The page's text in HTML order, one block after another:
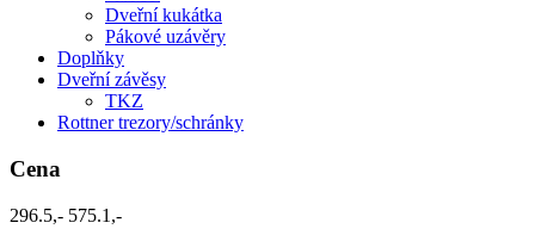
Dveřní kukátka
Pákové uzávěry
Doplňky
Dveřní závěsy
TKZ
Rottner trezory/schránky
Cena
296.5,- 575.1,-